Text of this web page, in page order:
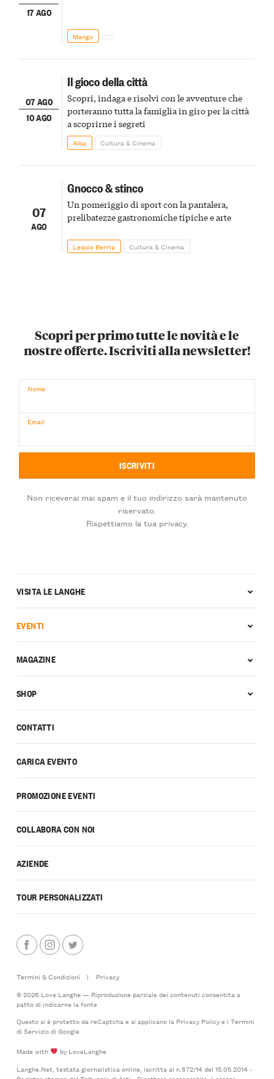
17 AGO
Mango
07 AGO
10 AGO
Il gioco della città
Scopri, indaga e risolvi con le avventure che
porteranno tutta la famiglia in giro per la città
a scoprirne i segreti
Alba Cultura & Cinema
07
AGO
Gnocco & stinco
Un pomeriggio di sport con la pantalera,
prelibatezze gastronomiche tipiche e arte
Lequio Berria Cultura & Cinema
Scopri per primo tutte le novità e le
nostre offerte. Iscriviti alla newsletter!
Nome
Email
Non riceverai mai spam e il tuo indirizzo sarà mantenuto
riservato.
Rispettiamo la tua privacy.
CONTATTI
CARICA EVENTO
PROMOZIONE EVENTI
COLLABORA CON NOI
AZIENDE
TOUR PERSONALIZZATI
VISITA LE LANGHE
EVENTI
MAGAZINE
SHOP
Termini & Condizioni |
Privacy
© 2026 Love Langhe — Riproduzione parziale dei contenuti consentita a
patto di indicarne la fonte
Questo si è protetto da reCaptcha e si applicano la Privacy Policye i Termini
di Serviziodi Google
Made with
by LoveLanghe
Langhe.Net, testata giornalistica online, iscritta al n.672/14 del 15.05.2014 -